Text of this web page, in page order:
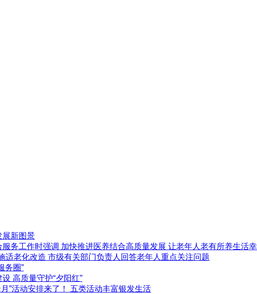
展新图景
务工作时强调 加快推进医养结合高质量发展 让老年人老有所养生活
适老化改造 市级有关部门负责人回答老年人重点关注问题
务圈”
高质量守护“夕阳红”
”活动安排来了！ 五类活动丰富银发生活